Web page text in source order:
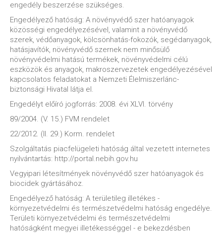
engedély beszerzése szükséges.
Engedélyező hatóság: A növényvédő szer hatóanyagok
közösségi engedélyezésével, valamint a növényvédő
szerek, védőanyagok, kölcsönhatás-fokozók, segédanyagok,
hatásjavítók, növényvédő szernek nem minősülő
növényvédelmi hatású termékek, növényvédelmi célú
eszközök és anyagok, makroszervezetek engedélyezésével
kapcsolatos feladatokat a Nemzeti Élelmiszerlánc-
biztonsági Hivatal látja el.
Engedélyt előíró jogforrás: 2008. évi XLVI. törvény
89/2004. (V. 15.) FVM rendelet
22/2012. (II. 29.) Korm. rendelet
Szolgáltatás piacfelügeleti hatóság által vezetett internetes
nyilvántartás: http://portal.nebih.gov.hu
Vegyipari létesítmények növényvédő szer hatóanyagok és
biocidek gyártásához.
Engedélyező hatóság: A területileg illetékes -
környezetvédelmi és természetvédelmi hatóság engedélye.
Területi környezetvédelmi és természetvédelmi
hatóságként megyei illetékességgel - e bekezdésben